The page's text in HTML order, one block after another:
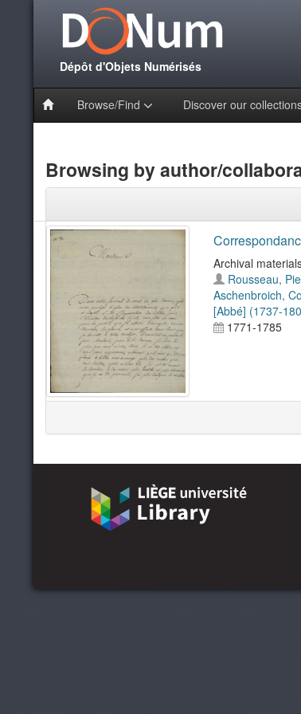
Dépôt d'Objets Numérisés
Browse/Find Discover our
Browsing by author/
Archival
Rousseau,
Aschenbroich,
[Abbé] (1737-
1771-1785